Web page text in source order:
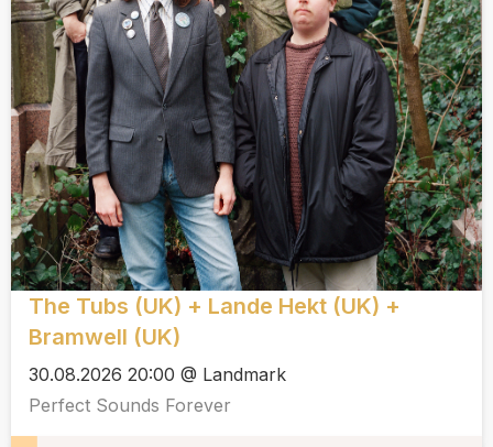
The Tubs (UK) + Lande Hekt (UK) +
Bramwell (UK)
30.08.2026 20:00 @ Landmark
Perfect Sounds Forever